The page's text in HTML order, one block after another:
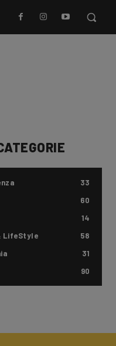
33
60
14
LifeStyle
58
31
90